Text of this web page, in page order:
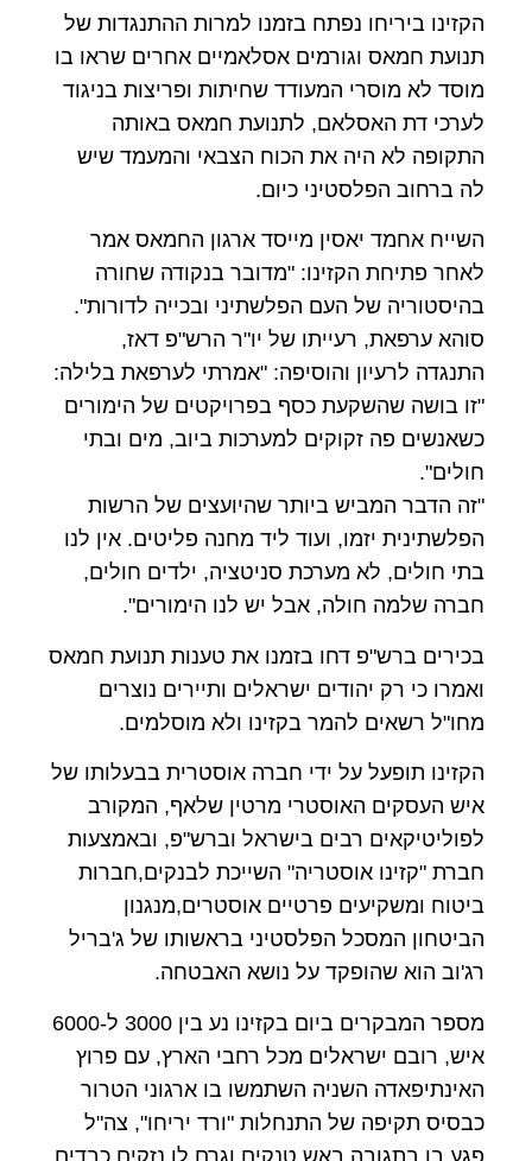
הקזינו ביריחו נפתח בזמנו למרות ההתנגדות של
תנועת חמאס וגורמים אסלאמיים אחרים שראו בו
מוסד לא מוסרי המעודד שחיתות ופריצות בניגוד
לערכי דת האסלאם, לתנועת חמאס באותה
התקופה לא היה את הכוח הצבאי והמעמד שיש
לה ברחוב הפלסטיני כיום.
השייח אחמד יאסין מייסד ארגון החמאס אמר
לאחר פתיחת הקזינו: "מדובר בנקודה שחורה
בהיסטוריה של העם הפלשתיני ובכייה לדורות".
סוהא ערפאת, רעייתו של יו"ר הרש"פ דאז,
התנגדה לרעיון והוסיפה: "אמרתי לערפאת בלילה:
"זו בושה שהשקעת כסף בפרויקטים של הימורים
כשאנשים פה זקוקים למערכות ביוב, מים ובתי
חולים".
"זה הדבר המביש ביותר שהיועצים של הרשות
הפלשתינית יזמו, ועוד ליד מחנה פליטים. אין לנו
בתי חולים, לא מערכת סניטציה, ילדים חולים,
חברה שלמה חולה, אבל יש לנו הימורים".
בכירים ברש"פ דחו בזמנו את טענות תנועת חמאס
ואמרו כי רק יהודים ישראלים ותיירים נוצרים
מחו"ל רשאים להמר בקזינו ולא מוסלמים.
הקזינו תופעל על ידי חברה אוסטרית בבעלותו של
איש העסקים האוסטרי מרטין שלאף, המקורב
לפוליטיקאים רבים בישראל וברש"פ, ובאמצעות
חברת "קזינו אוסטריה" השייכת לבנקים,חברות
ביטוח ומשקיעים פרטיים אוסטרים,מנגנון
הביטחון המסכל הפלסטיני בראשותו של ג'בריל
רג'וב הוא שהופקד על נושא האבטחה.
מספר המבקרים ביום בקזינו נע בין 3000 ל-6000
איש, רובם ישראלים מכל רחבי הארץ, עם פרוץ
האינתיפאדה השניה השתמשו בו ארגוני הטרור
כבסיס תקיפה של התנחלות "ורד יריחו", צה"ל
פגע בו בתגובה באש טנקים וגרם לו נזקים כבדים.